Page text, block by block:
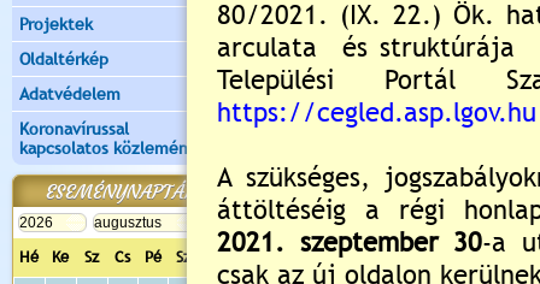
Projektek
Oldaltérkép
Adatvédelem
Koronavírussal
kapcsolatos közlemények
ESEMÉNYNAPTÁR
Hé Ke Sz Cs Pé Sz
Va